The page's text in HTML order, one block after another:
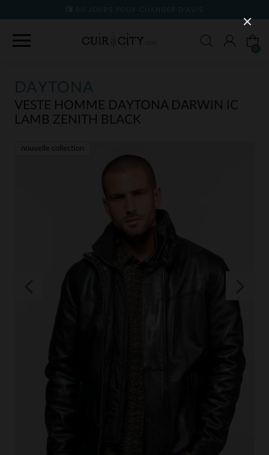
90 JOURS POUR CHANGER D'AVIS
DAYTONA
VESTE HOMME DAYTONA DARWIN IC
LAMB ZENITH BLACK
nouvelle collection